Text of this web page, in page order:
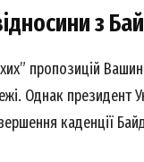
з
пропозицій
Однак президент
каденції